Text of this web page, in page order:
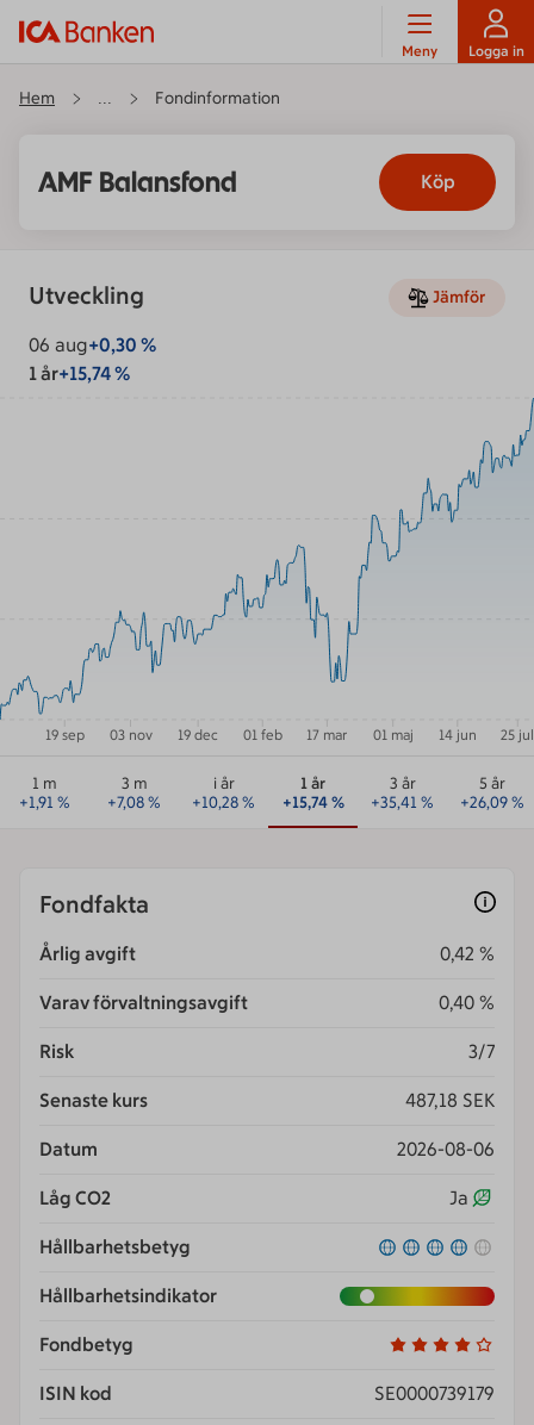
Meny Logga in
Hem ... Fondinformation
AMF Balansfond Köp
Utveckling Jämför
06 aug+0,30 %
1 år+15,74 %
19 sep 03 nov 19 dec 01 feb 17 mar 01 maj 14 jun 25 jul
1 m
+1,91 %
3 m
+7,08%
i år
+10,28%
1 år
+15,74%
3 år
+35,41 %
5 år
+26,09%
Fondfakta
Årlig avgift 0,42 %
Varav förvaltningsavgift 0,40 %
Risk 3/7
Senaste kurs 487,18 SEK
Datum 2026-08-06
Låg CO2 Ja
Hållbarhetsbetyg
Hållbarhetsindikator
Fondbetyg
ISIN kod SE0000739179